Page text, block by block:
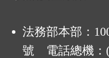
法務部本部：
號 電話總機：